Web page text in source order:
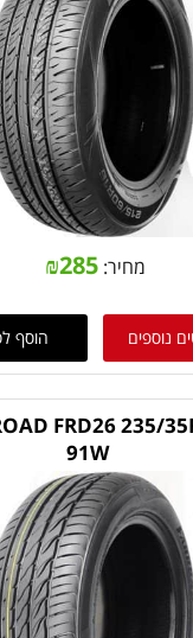
מחיר: ₪285
נוספים הוסף
FRD26 235/
91W